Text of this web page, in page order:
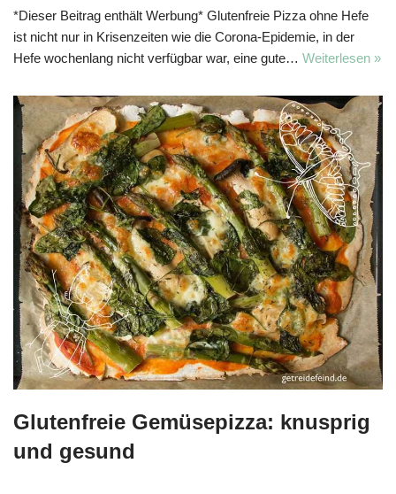
*Dieser Beitrag enthält Werbung* Glutenfreie Pizza ohne Hefe
ist nicht nur in Krisenzeiten wie die Corona-Epidemie, in der
Hefe wochenlang nicht verfügbar war, eine gute… Weiterlesen »
Glutenfreie Gemüsepizza: knusprig
und gesund